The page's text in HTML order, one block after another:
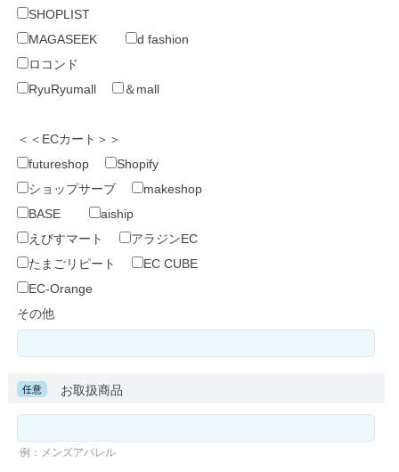
SHOPLIST
MAGASEEK
d fashion
ロコンド
RyuRyumall
＆mall
＜＜ECカート＞＞
futureshop
Shopify
ショップサーブ
makeshop
BASE
aiship
えびすマート
アラジンEC
たまごリピート
EC CUBE
EC-Orange
その他
任意 お取扱商品
例：メンズアパレル